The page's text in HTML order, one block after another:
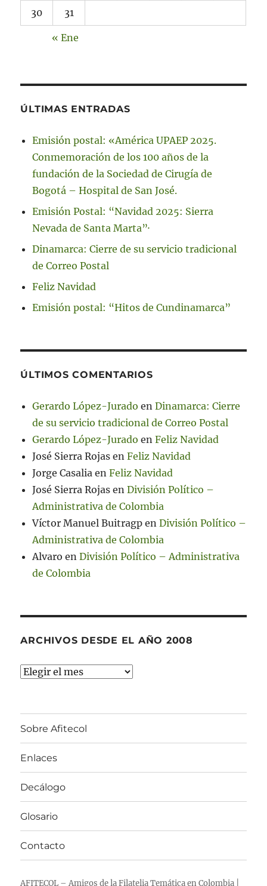
30 31
« Ene
ÚLTIMAS ENTRADAS
Emisión postal: «América UPAEP 2025.
Conmemoración de los 100 años de la
fundación de la Sociedad de Cirugía de
Bogotá – Hospital de San José.
Emisión Postal: “Navidad 2025: Sierra
Nevada de Santa Marta”·
Dinamarca: Cierre de su servicio tradicional
de Correo Postal
Feliz Navidad
Emisión postal: “Hitos de Cundinamarca”
ÚLTIMOS COMENTARIOS
Gerardo López-Jurado enDinamarca: Cierre
de su servicio tradicional de Correo Postal
Gerardo López-Jurado enFeliz Navidad
José Sierra Rojas enFeliz Navidad
Jorge Casalia enFeliz Navidad
José Sierra Rojas enDivisión Político –
Administrativa de Colombia
Víctor Manuel Buitragp enDivisión Político –
Administrativa de Colombia
Alvaro enDivisión Político – Administrativa
de Colombia
ARCHIVOS DESDE EL AÑO 2008
Archivos
Sobre Afitecol
Enlaces
Decálogo
Glosario
Contacto
AFITECOL – Amigos de la Filatelia Temática en Colombia |